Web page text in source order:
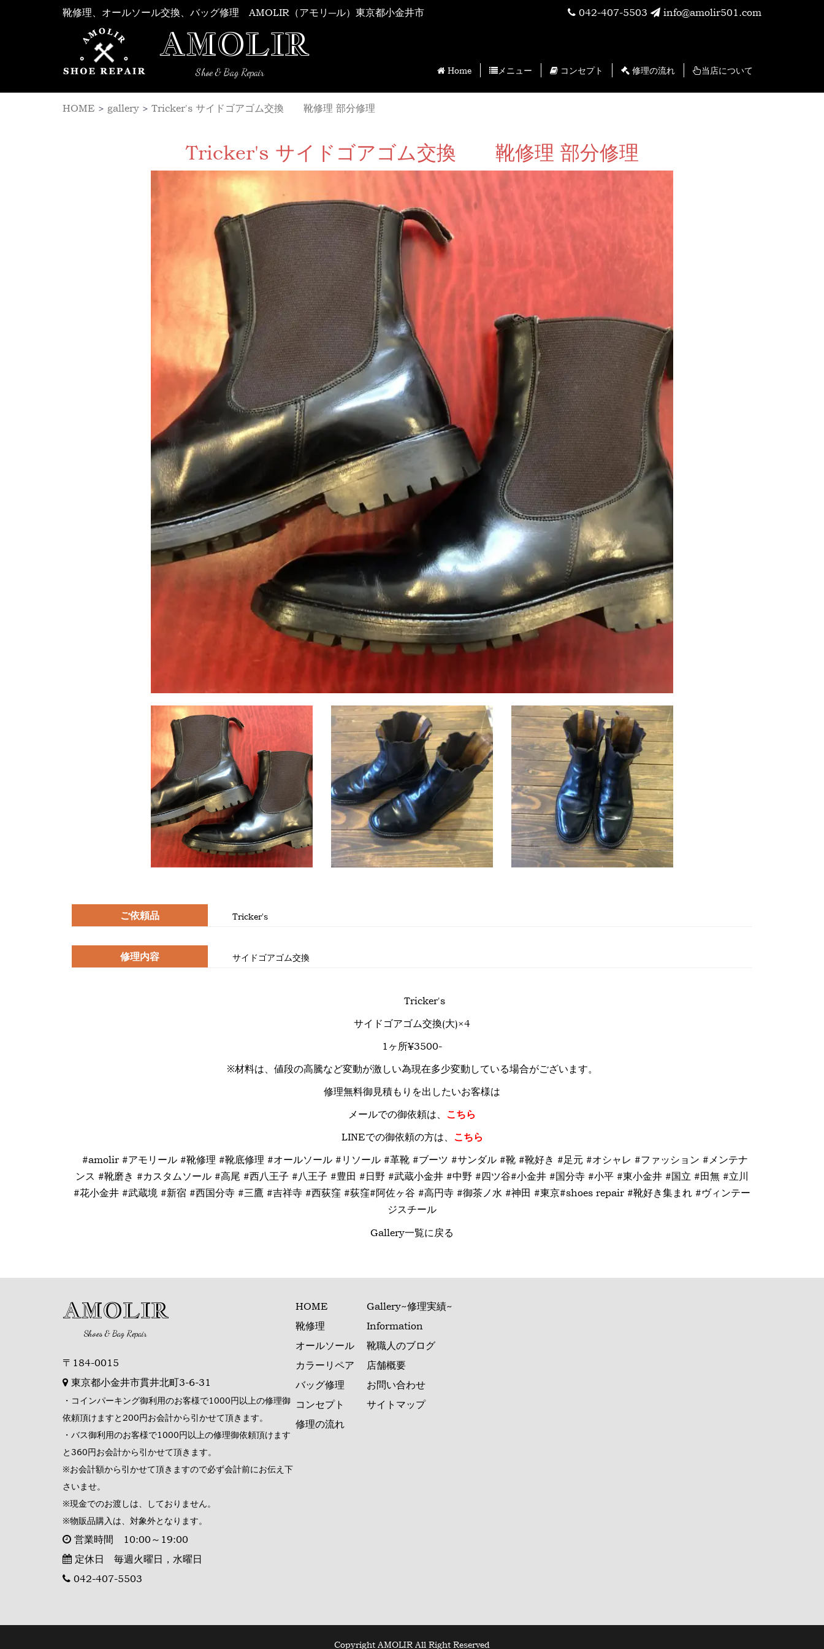
靴修理、オールソール交換、バッグ修理 AMOLIR（アモリ―ル）東京都小金井市 042-407-5503 info@amolir501.com
AMOLIR
Shoe & Bag Repair Home メニュー コンセプト 修理の流れ 当店について
HOME > gallery > Tricker's サイドゴアゴム交換 靴修理 部分修理
Tricker's サイドゴアゴム交換 靴修理 部分修理
ご依頼品 Tricker's
修理内容 サイドゴアゴム交換
Tricker's
サイドゴアゴム交換(大)×4
1ヶ所¥3500-
※材料は、値段の高騰など変動が激しい為現在多少変動している場合がございます。
修理無料御見積もりを出したいお客様は
メールでの御依頼は、 こちら
LINEでの御依頼の方は、 こちら
#amolir #アモリール #靴修理 #靴底修理 #オールソール #リソール #革靴 #ブーツ #サンダル #靴 #靴好き #足元 #オシャレ #ファッション #メンテナ
ンス #靴磨き #カスタムソール #高尾 #西八王子 #八王子 #豊田 #日野 #武蔵小金井 #中野 #四ツ谷#小金井 #国分寺 #小平 #東小金井 #国立 #田無 #立川
#花小金井 #武蔵境 #新宿 #西国分寺 #三鷹 #吉祥寺 #西荻窪 #荻窪#阿佐ヶ谷 #高円寺 #御茶ノ水 #神田 #東京#shoes repair #靴好き集まれ #ヴィンテー
ジスチール
Gallery一覧に戻る
AMOLIR
Shoes & Bag Repair
〒184-0015
東京都小金井市貫井北町3-6-31
・コインパーキング御利用のお客様で1000円以上の修理御
依頼頂けますと200円お会計から引かせて頂きます。
・バス御利用のお客様で1000円以上の修理御依頼頂けます
と360円お会計から引かせて頂きます。
※お会計額から引かせて頂きますので必ず会計前にお伝え下
さいませ。
※現金でのお渡しは、しておりません。
※物販品購入は、対象外となります。
営業時間 10:00～19:00
定休日 毎週火曜日，水曜日
042-407-5503
HOME
靴修理
オールソール
カラーリペア
バッグ修理
コンセプト
修理の流れ
Gallery~修理実績~
Information
靴職人のブログ
店舗概要
お問い合わせ
サイトマップ
Copyright AMOLIR All Right Reserved